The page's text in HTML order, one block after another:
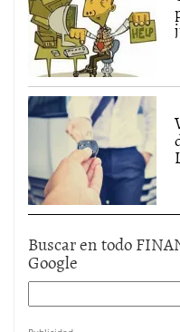
Buscar en todo
Google